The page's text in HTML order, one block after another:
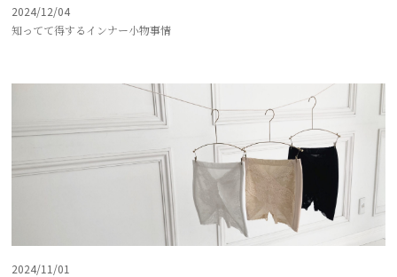
2024/12/04
知ってて得するインナー小物事情
2024/11/01